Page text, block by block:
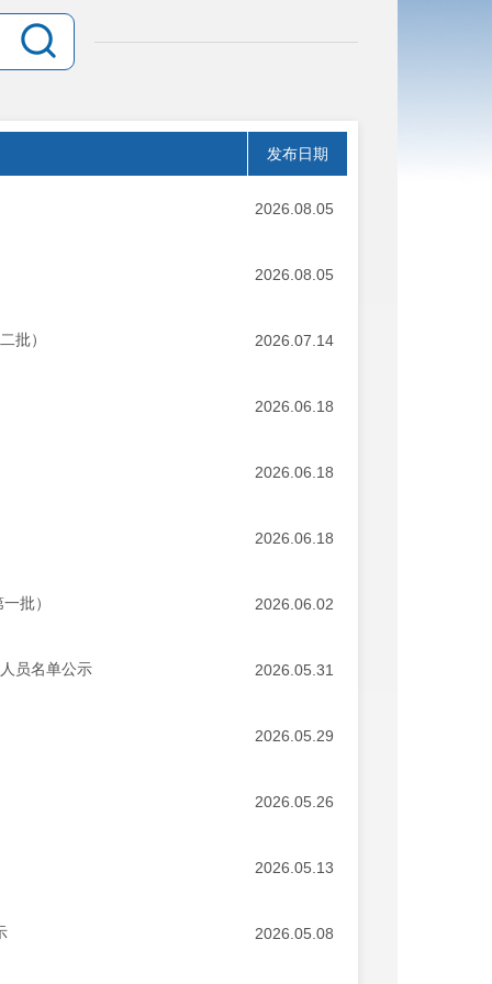
发布日期
2026.08.05
2026.08.05
批） 2026.07.14
2026.06.18
2026.06.18
2026.06.18
批） 2026.06.02
员名单公示 2026.05.31
2026.05.29
2026.05.26
2026.05.13
2026.05.08